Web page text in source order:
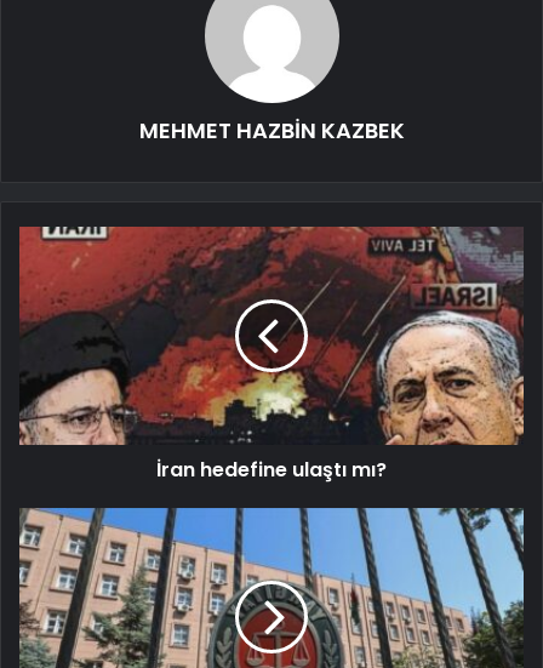
MEHMET HAZBİN KAZBEK
İran hedefine ulaştı mı?